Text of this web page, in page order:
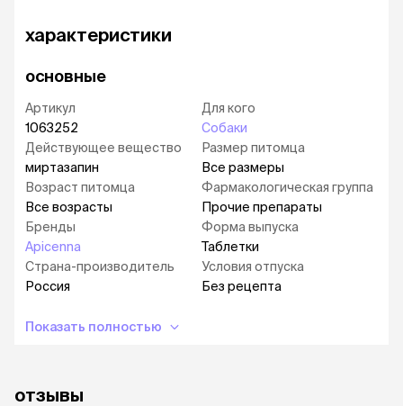
характеристики
основные
Артикул
1063252
Действующее вещество
миртазапин
Возраст питомца
Все возрасты
Бренды
Apicenna
Страна-производитель
Россия
Для кого
Собаки
Размер питомца
Все размеры
Фармакологическая группа
Прочие препараты
Форма выпуска
Таблетки
Условия отпуска
Без рецепта
Показать полностью
отзывы